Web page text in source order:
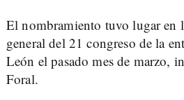
El nombramiento tuvo lugar en
general del 21 congreso de la
León el pasado mes de marzo,
Foral.